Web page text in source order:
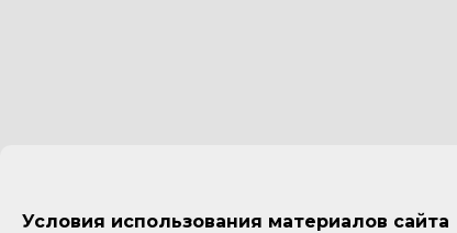
Условия использования материалов сайта